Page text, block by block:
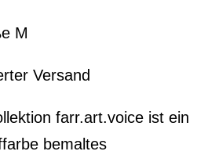
M
Versand
farr.art.voice ist ein
bemaltes